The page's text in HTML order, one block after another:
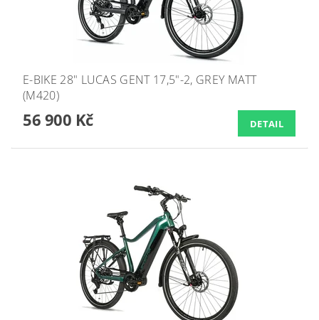
E-BIKE 28" LUCAS GENT 17,5"-2, GREY MATT
(M420)
56 900 Kč DETAIL